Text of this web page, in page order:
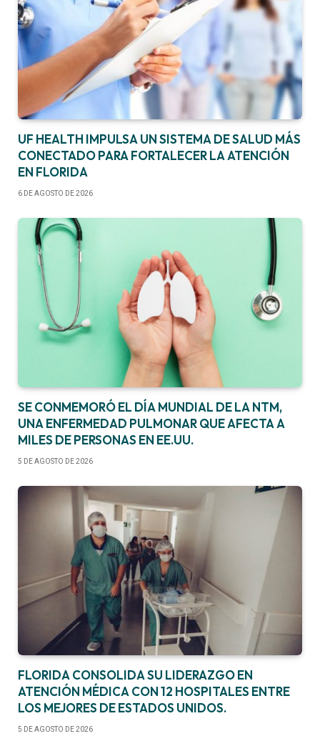
UF HEALTH IMPULSA UN SISTEMA DE SALUD MÁS
CONECTADO PARA FORTALECER LA ATENCIÓN
EN FLORIDA
6 DE AGOSTO DE 2026
SE CONMEMORÓ EL DÍA MUNDIAL DE LA NTM,
UNA ENFERMEDAD PULMONAR QUE AFECTA A
MILES DE PERSONAS EN EE.UU.
5 DE AGOSTO DE 2026
FLORIDA CONSOLIDA SU LIDERAZGO EN
ATENCIÓN MÉDICA CON 12 HOSPITALES ENTRE
LOS MEJORES DE ESTADOS UNIDOS.
5 DE AGOSTO DE 2026